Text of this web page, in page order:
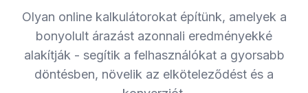
Olyan online kalkulátorokat építünk, amelyek a
bonyolult árazást azonnali eredményekké
alakítják - segítik a felhasználókat a gyorsabb
döntésben, növelik az elköteleződést és a